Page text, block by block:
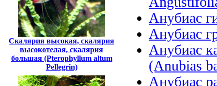
Скалярия высокая, скалярия
высокотелая, скалярия
большая (Pterophyllum altum
Pellegrin)
Анубиас
Анубиас
Анубиас
(Anubias
Анубиас